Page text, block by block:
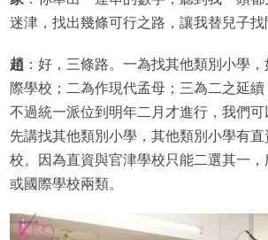
迷津，找出幾條可行之路，讓我替兒子找
趙 ：好，三條路。一為找其他類別小學
際學校；二為作現代孟母；三為二之延續
不過統一派位到明年二月才進行，我們
先講找其他類別小學，其他類別小學有
校。因為直資與官津學校只能二選其一
或國際學校兩類。